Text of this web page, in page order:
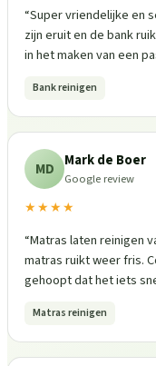
“Super vriendelijke en
zijn eruit en de bank
in het maken van een
Bank reinigen
MD Mark de Boer
Google review
★★★★
“Matras laten reinigen
matras ruikt weer fris.
gehoopt dat het iets
Matras reinigen